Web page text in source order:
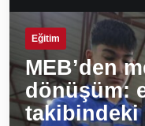
Eğitim
MEB’den
dönüşüm:
takibindeki